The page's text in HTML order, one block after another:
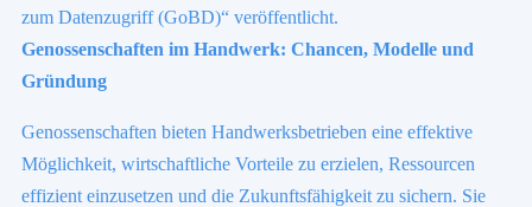
zum Datenzugriff (GoBD)“ veröffentlicht.
Genossenschaften im Handwerk: Chancen, Modelle und
Gründung
Genossenschaften bieten Handwerksbetrieben eine effektive
Möglichkeit, wirtschaftliche Vorteile zu erzielen, Ressourcen
effizient einzusetzen und die Zukunftsfähigkeit zu sichern. Sie